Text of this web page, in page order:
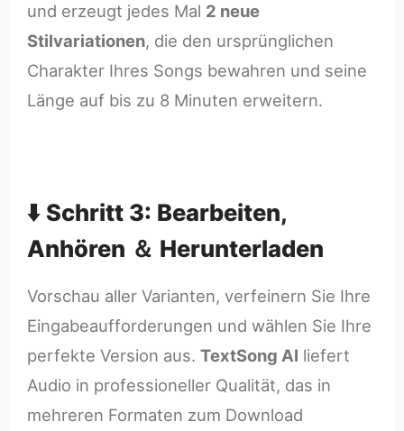
und erzeugt jedes Mal 2 neue
Stilvariationen, die den ursprünglichen
Charakter Ihres Songs bewahren und seine
Länge auf bis zu 8 Minuten erweitern.
⬇️ Schritt 3: Bearbeiten,
Anhören ＆ Herunterladen
Vorschau aller Varianten, verfeinern Sie Ihre
Eingabeaufforderungen und wählen Sie Ihre
perfekte Version aus. TextSong AI liefert
Audio in professioneller Qualität, das in
mehreren Formaten zum Download